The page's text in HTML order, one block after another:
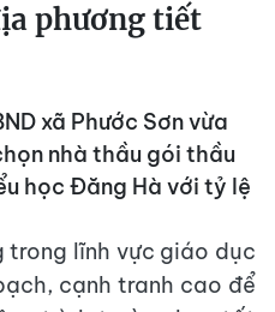
phương tiết
xã Phước Sơn vừa
nhà thầu gói thầu
học Đăng Hà với tỷ lệ
trong lĩnh vực giáo dục
cạnh tranh cao để